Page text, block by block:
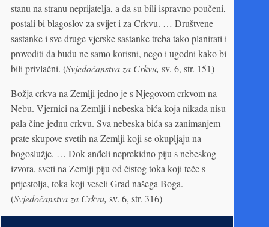
stanu na stranu neprijatelja, a da su bili ispravno poučeni,
postali bi blagoslov za svijet i za Crkvu. … Društvene
sastanke i sve druge vjerske sastanke treba tako planirati i
provoditi da budu ne samo korisni, nego i ugodni kako bi
bili privlačni. (Svjedočanstva za Crkvu, sv. 6, str. 151)
Božja crkva na Zemlji jedno je s Njegovom crkvom na
Nebu. Vjernici na Zemlji i nebeska bića koja nikada nisu
pala čine jednu crkvu. Sva nebeska bića sa zanimanjem
prate skupove svetih na Zemlji koji se okupljaju na
bogoslužje. … Dok anđeli neprekidno piju s nebeskog
izvora, sveti na Zemlji piju od čistog toka koji teče s
prijestolja, toka koji veseli Grad našega Boga.
(Svjedočanstva za Crkvu, sv. 6, str. 316)